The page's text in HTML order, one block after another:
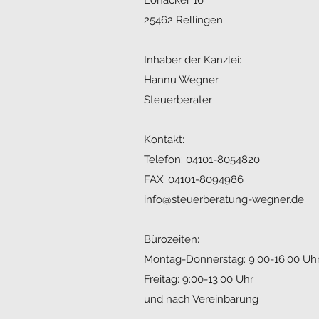
25462 Rellingen
Inhaber der Kanzlei:
Hannu Wegner
Steuerberater
Kontakt:
Telefon: 04101-8054820
FAX: 04101-8094986
info@steuerberatung-wegner.de
Bürozeiten:
Montag-Donnerstag: 9:00-16:00
Freitag: 9:00-13:00 Uhr
und nach Vereinbarung